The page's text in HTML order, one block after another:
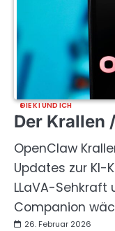
DIE KI UND ICH
Der Krallen
OpenClaw
Updates zur KI-
LLaVA-Sehkraft
Companion
26. Februar 2026